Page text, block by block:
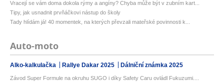
Vracejí se vám doma dokola rýmy a angíny? Chyba může být v zubním kart...
Tipy, jak usnadnit prvňáčkovi nástup do školy
Tady hlídám já! 40 momentek, na kterých převzali mateřské povinnosti k...
Auto-moto
Alko-kalkulačka Rallye Dakar 2025 Dálniční známka 2025
Závod Super Formule na okruhu SUGO i díky Safety Caru ovládl Fukuzumi....